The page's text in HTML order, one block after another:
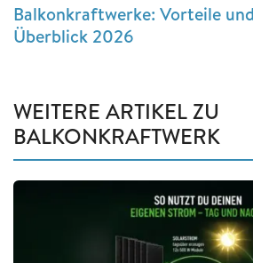
Balkonkraftwerke: Vorteile
Überblick 2026
WEITERE ARTIKEL ZU
BALKONKRAFTWERK